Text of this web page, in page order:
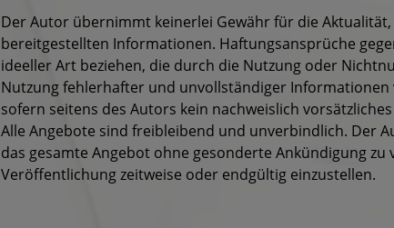
Der Autor übernimmt keinerlei Gewähr für die
bereitgestellten Informationen. Haftungsansprüche
ideeller Art beziehen, die durch die Nutzung oder
Nutzung fehlerhafter und unvollständiger
sofern seitens des Autors kein nachweislich
Alle Angebote sind freibleibend und unverbindlich. Der
das gesamte Angebot ohne gesonderte Ankündigung
Veröffentlichung zeitweise oder endgültig einzustellen.